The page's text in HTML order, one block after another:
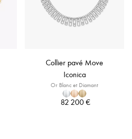
Collier pavé Move
Iconica
Or Blanc et Diamant
82 200 €